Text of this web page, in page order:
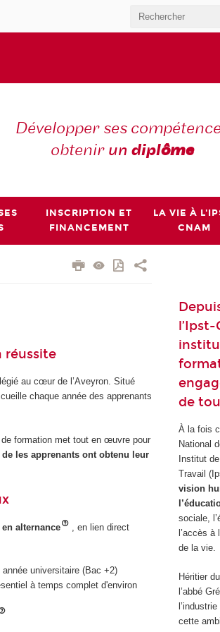
Développer ses
obtenir undiplôme
INSCRIPTION ET
FINANCEMENT
LA VIE À
CNAM
réussite
au cœur de l’Aveyron. Situé
chaque année des apprenants
de formation met tout en œuvre pour
de les apprenants ont obtenu leur
alternance
, en lien direct
universitaire (Bac +2)
à temps complet d'environ
de
À la fois
National
Institut
Travail
vision
sociale,
l’accès
de la vie.
Héritier
l’abbé
cette